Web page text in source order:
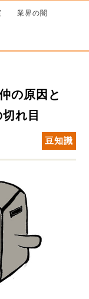
業界の闇
の原因と
れ目
豆知識